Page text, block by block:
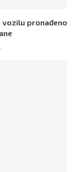
vozilu pronađeno